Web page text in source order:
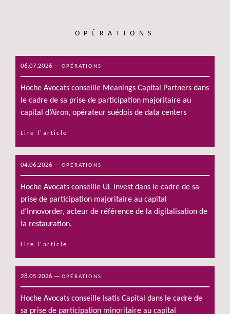
OPÉRATIONS
06.07.2026 — OPÉRATIONS
Hoche Avocats conseille Meanings Capital Partners dans
le cadre de sa prise de participation majoritaire au
capital d’Airon, opérateur suédois de data centers
Lire l'article
04.06.2026 — OPÉRATIONS
Hoche Avocats conseille UL Invest dans le cadre de sa
prise de participation majoritaire au capital
d’Innovorder, acteur de référence de la digitalisation de
la restauration.
Lire l'article
28.05.2026 — OPÉRATIONS
Hoche Avocats conseille Isatis Capital dans le cadre de
sa prise de participation minoritaire au capital